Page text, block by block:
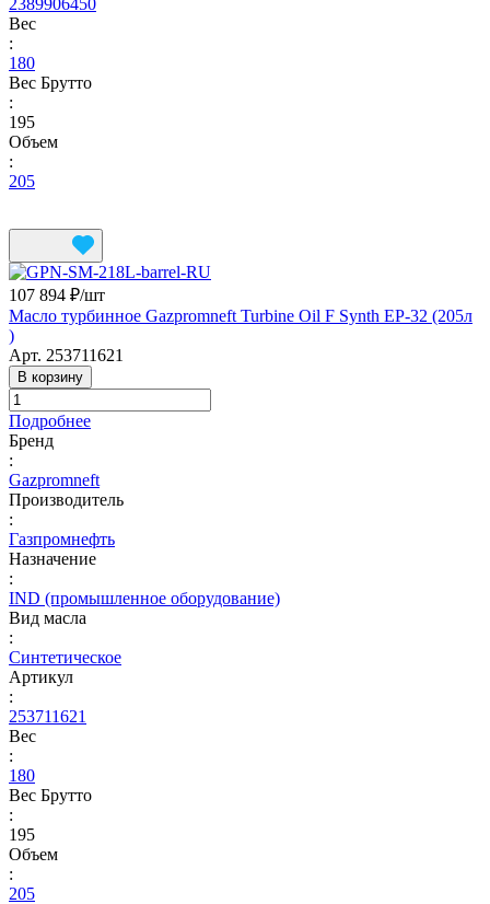
Вес
:
180
Вес Брутто
:
195
Объем
:
205
107 894 ₽/шт
Масло турбинное Gazpromneft Turbine Oil F Synth EP-32 (205л
)
Арт. 253711621
В корзину
Подробнее
Бренд
:
Gazpromneft
Производитель
:
Газпромнефть
Назначение
:
IND (промышленное оборудование)
Вид масла
:
Синтетическое
Артикул
:
253711621
Вес
:
180
Вес Брутто
:
195
Объем
:
205